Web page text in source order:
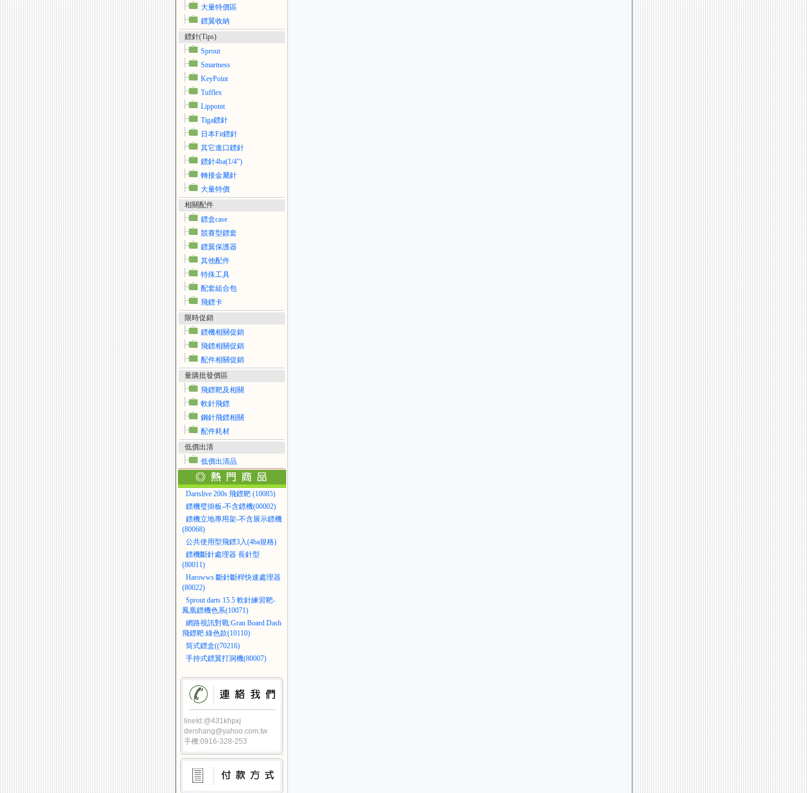
大量特價區
鏢翼收納
鏢針(Tips)
Sprout
Smartness
KeyPoint
Tufflex
Lippoint
Tiga鏢針
日本Fit鏢針
其它進口鏢針
鏢針4ba(1/4")
轉接金屬針
大量特價
相關配件
鏢盒case
競賽型鏢套
鏢翼保護器
其他配件
特殊工具
配套組合包
飛鏢卡
限時促銷
鏢機相關促銷
飛鏢相關促銷
配件相關促銷
量購批發價區
飛鏢靶及相關
軟針飛鏢
鋼針飛鏢相關
配件耗材
低價出清
低價出清品
Dartslive 200s 飛鏢靶 (10085)
鏢機璧掛板-不含鏢機(00002)
鏢機立地專用架-不含展示鏢機
(80068)
公共使用型飛鏢3入(4ba規格)
鏢機斷針處理器 長針型
(80011)
Harowws 斷針斷桿快速處理器
(80022)
Sprout darts 15.5 軟針練習靶-
鳳凰鏢機色系(10071)
網路視訊對戰:Gran Board Dash
飛鏢靶 綠色款(10110)
筒式鏢盒((70216)
手持式鏢翼打洞機(80007)
lineId:@431khpxj
dershang@yahoo.com.tw
手機:0916-328-253